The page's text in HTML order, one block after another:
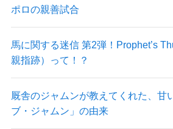
ポロの親善試合
馬に関する迷信 第2弾！Prophet’s
親指跡）って！？
厩舎のジャムンが教えてくれた、甘
ブ・ジャムン」の由来